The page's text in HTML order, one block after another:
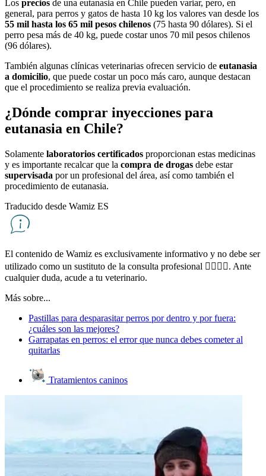
Los precios de una eutanasia en Chile pueden variar, pero, en
general, para perros y gatos de hasta 10 kg los valores van desde los
55 mil hasta los 65 mil pesos chilenos (75 hasta 90 dólares). Si el
perro pesa más de 40 kg, puede costar unos 70 mil pesos chilenos
(96 dólares).
También algunas clínicas veterinarias ofrecen servicio de eutanasia
a domicilio, que puede costar un poco más caro, aunque destacan
que el procedimiento se realiza previa evaluación.
¿Dónde comprar inyecciones para
eutanasia en Chile?
Solamente laboratorios certificados proporcionan estas medicinas
y es importante recalcar que la compra de drogas debe estar
supervisada por un profesional del área, así como también el
procedimiento de eutanasia.
Traducido desde Wamiz ES
El contenido de Wamiz es exclusivamente informativo y no debe ser
utilizado como un sustituto de la consulta profesional 👨‍⚕👩‍⚕. Ante
cualquier duda, acude a tu veterinario.
Más sobre...
Pastillas para desparasitar perros por dentro y por fuera:
¿cuáles son las mejores?
Garrapatas en perros: el error que nunca debes cometer al
quitarlas
Tratamientos caninos